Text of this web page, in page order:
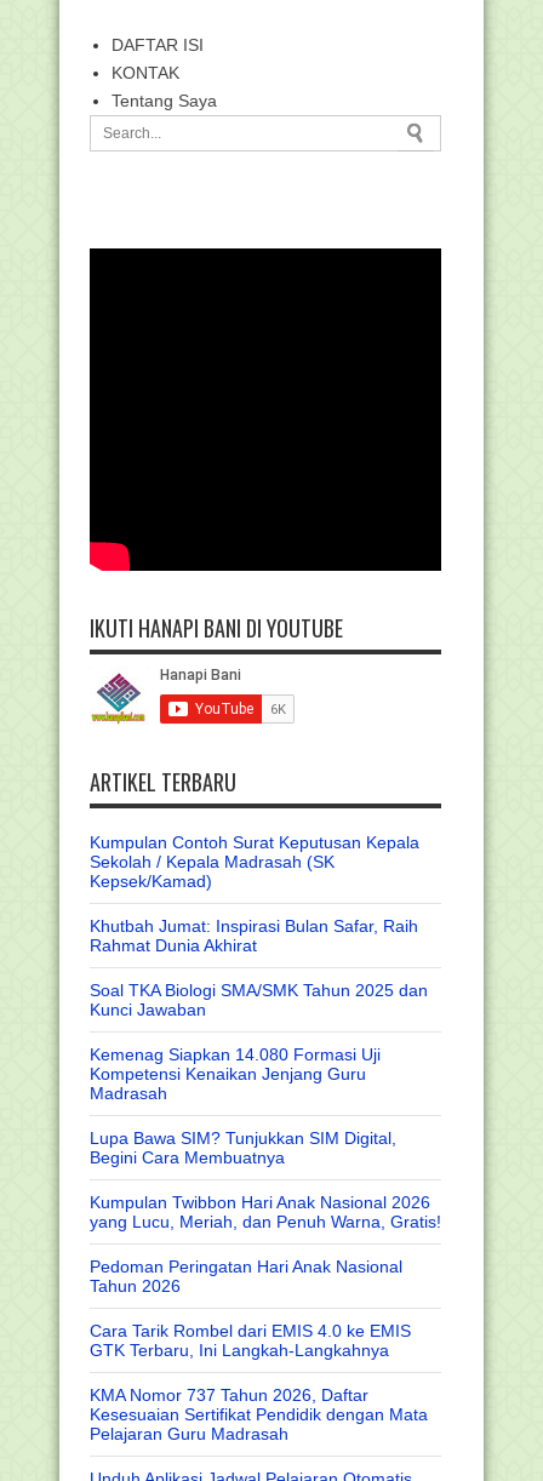
DAFTAR ISI
KONTAK
Tentang Saya
IKUTI HANAPI BANI DI YOUTUBE
ARTIKEL TERBARU
Kumpulan Contoh Surat Keputusan Kepala
Sekolah / Kepala Madrasah (SK
Kepsek/Kamad)
Khutbah Jumat: Inspirasi Bulan Safar, Raih
Rahmat Dunia Akhirat
Soal TKA Biologi SMA/SMK Tahun 2025 dan
Kunci Jawaban
Kemenag Siapkan 14.080 Formasi Uji
Kompetensi Kenaikan Jenjang Guru
Madrasah
Lupa Bawa SIM? Tunjukkan SIM Digital,
Begini Cara Membuatnya
Kumpulan Twibbon Hari Anak Nasional 2026
yang Lucu, Meriah, dan Penuh Warna, Gratis!
Pedoman Peringatan Hari Anak Nasional
Tahun 2026
Cara Tarik Rombel dari EMIS 4.0 ke EMIS
GTK Terbaru, Ini Langkah-Langkahnya
KMA Nomor 737 Tahun 2026, Daftar
Kesesuaian Sertifikat Pendidik dengan Mata
Pelajaran Guru Madrasah